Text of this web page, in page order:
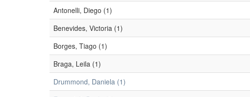
Antonelli, Diego (1)
Benevides, Victoria (1)
Borges, Tiago (1)
Braga, Leila (1)
Drummond, Daniela (1)